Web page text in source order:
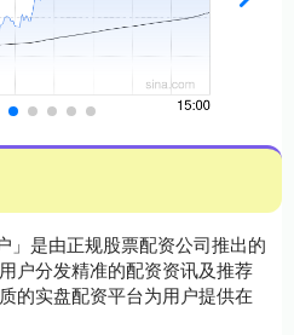
」是由正规股票配资公司推出的
户分发精准的配资资讯及推荐
的实盘配资平台为用户提供在